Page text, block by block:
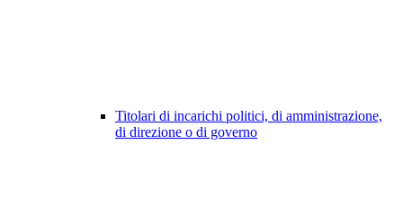
Titolari di incarichi politici, di amministrazione,
di direzione o di governo